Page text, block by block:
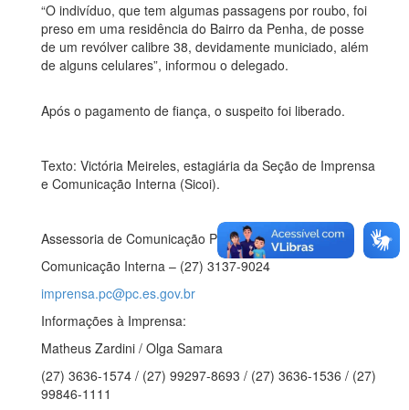
“O indivíduo, que tem algumas passagens por roubo, foi
preso em uma residência do Bairro da Penha, de posse
de um revólver calibre 38, devidamente municiado, além
de alguns celulares”, informou o delegado.
Após o pagamento de fiança, o suspeito foi liberado.
Texto: Victória Meireles, estagiária da Seção de Imprensa
e Comunicação Interna (Sicoi).
Assessoria de Comunicação Polícia Civil
Comunicação Interna – (27) 3137-9024
imprensa.pc@pc.es.gov.br
Informações à Imprensa:
Matheus Zardini / Olga Samara
(27) 3636-1574 / (27) 99297-8693 / (27) 3636-1536 / (27)
99846-1111